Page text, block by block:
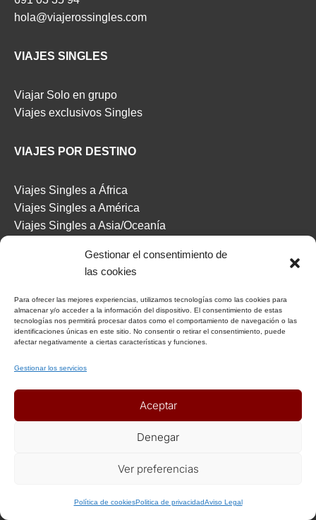
Gestionar el consentimiento de
las cookies
Para ofrecer las mejores experiencias, utilizamos tecnologías como las cookies para
almacenar y/o acceder a la información del dispositivo. El consentimiento de estas
tecnologías nos permitirá procesar datos como el comportamiento de navegación o las
identificaciones únicas en este sitio. No consentir o retirar el consentimiento, puede
afectar negativamente a ciertas características y funciones.
Gestionar los servicios
Aceptar
Denegar
Ver preferencias
Política de cookiesPolitica de privacidadAviso Legal
hola@viajerossingles.com
VIAJES SINGLES
Viajar Solo en grupo
Viajes exclusivos Singles
VIAJES POR DESTINO
Viajes Singles a África
Viajes Singles a América
Viajes Singles a Asia/Oceanía
Viajes Singles en España
Especial Oriente Medio
Especial Caribe
VIAJES POR ACTIVIDAD
Escapadas
Cruceros singles
Viajes solidarios